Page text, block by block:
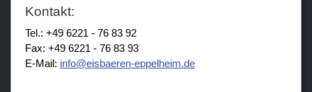
Kontakt:
Tel.: +49 6221 - 76 83 92
Fax: +49 6221 - 76 83 93
E-Mail: nf sb r n- pp lh m d